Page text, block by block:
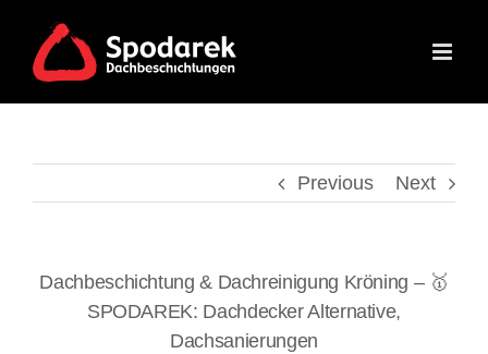
content
Previous Next
Dachbeschichtung & Dachreinigung Kröning – 🥇
SPODAREK: Dachdecker Alternative,
Dachsanierungen